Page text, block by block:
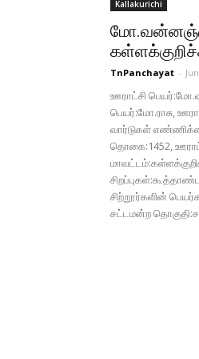
Kallakurichi
TnPanchayat -
ஊராட்சி
பெயர்:மோ.ராசு,
வார்டுகள்
தொகை:1452,
சிற்றூர்களின்
சட்டமன்ற